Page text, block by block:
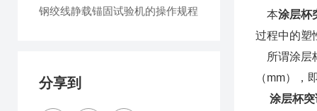
本涂层杯
过程中的塑
所谓涂层
（mm），
涂层杯
钢绞线静载锚固试验机的操作规程
分享到